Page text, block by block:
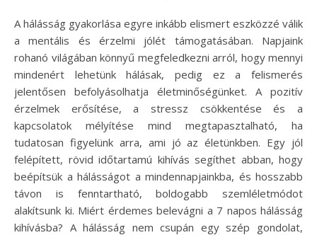
A hálásság gyakorlása egyre inkább elismert eszközzé válik
a mentális és érzelmi jólét támogatásában. Napjaink
rohanó világában könnyű megfeledkezni arról, hogy mennyi
mindenért lehetünk hálásak, pedig ez a felismerés
jelentősen befolyásolhatja életminőségünket. A pozitív
érzelmek erősítése, a stressz csökkentése és a
kapcsolatok mélyítése mind megtapasztalható, ha
tudatosan figyelünk arra, ami jó az életünkben. Egy jól
felépített, rövid időtartamú kihívás segíthet abban, hogy
beépítsük a hálásságot a mindennapjainkba, és hosszabb
távon is fenntartható, boldogabb szemléletmódot
alakítsunk ki. Miért érdemes belevágni a 7 napos hálásság
kihívásba? A hálásság nem csupán egy szép gondolat,